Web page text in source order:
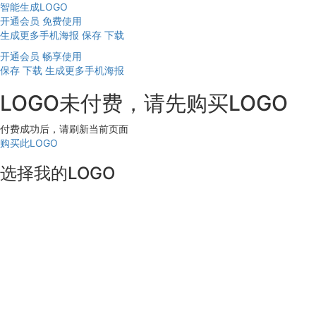
智能生成LOGO
开通会员 免费使用
生成更多手机海报 保存 下载
开通会员 畅享使用
保存 下载 生成更多手机海报
LOGO未付费，请先购买LOGO
付费成功后，请刷新当前页面
购买此LOGO
选择我的LOGO